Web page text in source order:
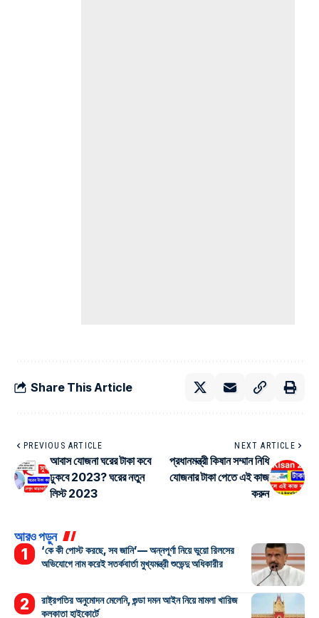
Share This Article
PREVIOUS ARTICLE
আবাস যোজনা ঘরের টাকা কবে
ঢুকবে 2023? ঘরের নতুন
লিস্ট 2023
NEXT ARTICLE
প্রধানমন্ত্রী কিষান সম্মান নিধি
যোজনার টাকা পেতে এই কাজ
করুন
আরও পড়ুন
‘কে কী পোস্ট করছে, সব জানি’— অন্নপূর্ণা নিয়ে ভুয়ো রিলসের
অভিযোগে নাম করেই সতর্কবার্তা মুখ্যমন্ত্রী শুভেন্দু অধিকারীর
রাষ্ট্রপতির অনুমোদন মেলেনি, গুন্ডা দমন আইন নিয়ে মামলা খারিজ
কলকাতা হাইকোর্টে